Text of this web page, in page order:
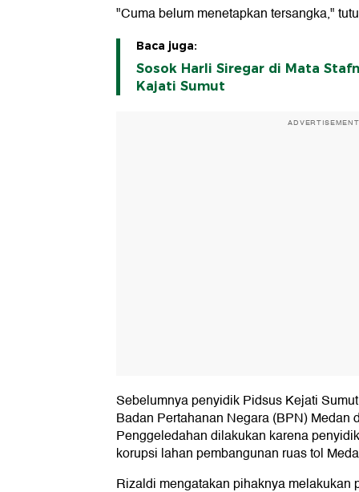
"Cuma belum menetapkan tersangka,"
Baca juga:
Sosok Harli Siregar di Mata
Kajati Sumut
ADVERTISEMENT
Sebelumnya penyidik Pidsus Kejati
Badan Pertahanan Negara (BPN) Medan
Penggeledahan dilakukan karena
korupsi lahan pembangunan ruas tol
Rizaldi mengatakan pihaknya melakukan